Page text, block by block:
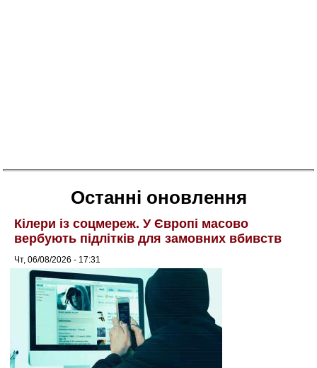
Останні оновлення
Кілери із соцмереж. У Європі масово
вербують підлітків для замовних вбивств
Чт, 06/08/2026 - 17:31